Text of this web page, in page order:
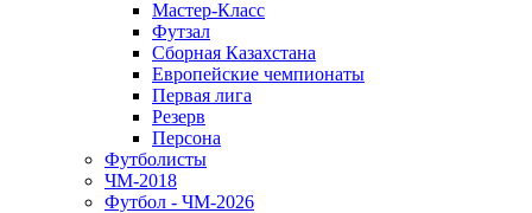
Мастер-Класс
Футзал
Сборная Казахстана
Европейские чемпионаты
Первая лига
Резерв
Персона
Футболисты
ЧМ-2018
Футбол - ЧМ-2026